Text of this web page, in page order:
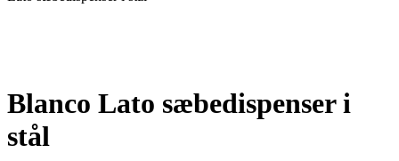
Blanco Lato sæbedispenser i
stål